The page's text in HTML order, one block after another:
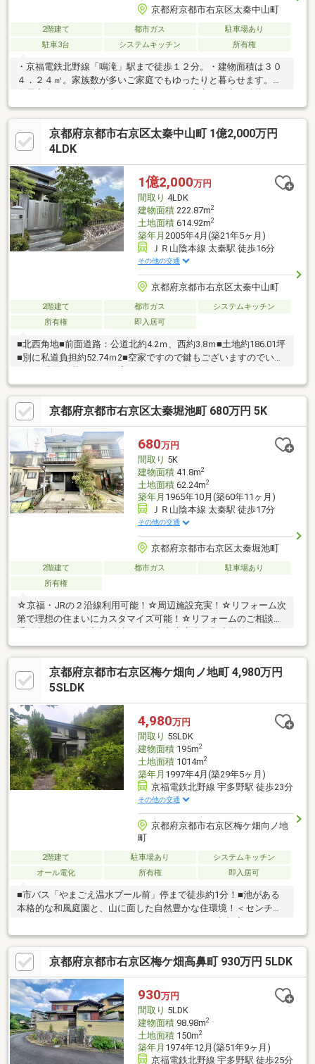
京都府京都市右京区太秦中山町
2階建て 都市ガス
駐車場あり
駐車3台
システムキッチン 所有権
・京福電鉄北野線「鳴滝」駅まで徒歩１２分。・建物面積は３０
４．２４㎡。家族数が多いご家庭でもゆったりと暮らせます。・
リビングやダイニングとしてご使用可能です。・庭がありガーデ
ニングや家庭菜園などを楽しめます。・第一種低層住居専用地域
内の閑静な住宅街です。・風致地区に位置しており、周辺は風情
のある街並みと緑豊かな住環境。・現況空家につき、お気軽にご
３０ｍ（徒歩１２分）・広沢池まで９２０ｍ（徒歩１２分）・真
言宗御宝派総本山仁和寺まで１７４０ｍ（徒歩２２分）
京都府京都市右京区太秦中山町 1億2,000万円
4LDK
1億2,000万円
間取り 4LDK
建物面積222.87m2
土地面積614.92m2
築年月 2005年4月(築21年5ヶ月)
ＪＲ山陰本線 太秦駅 徒歩16分
その他の交通
京都府京都市右京区太秦中山町
2階建て 都市ガス
システムキッチン
所有権
即入居可
■北西角地■前面道路：公道北約4.2ｍ、西約3.8ｍ■土地約186.01坪
■別に私道負担約52.74ｍ2■空家ですので鍵もございますのでいつ
でもご内覧可能です。一度ごゆっくりご内覧下さい。０１２０－
０２１－３１３までお気軽にお問い合わせ下さい。■経験年数10
年以上の営業スタッフ在籍、宅地建物取引士・古民家鑑定士1級等
も取得しておりますのでご安心ください。
京都府京都市右京区太秦堀池町 680万円 5K
680万円
間取り 5K
建物面積41.8m2
土地面積62.24m2
築年月 1965年10月(築60年11ヶ月)
ＪＲ山陰本線 太秦駅 徒歩17分
その他の交通
京都府京都市右京区太秦堀池町
2階建て 都市ガス
駐車場あり
所有権
☆京福・JRの２沿線利用可能！☆周辺施設充実！☆リフォーム次
第で理想の住まいにカスタマイズ可能！☆リフォームのご相談も
700ｍ●京都市立蜂ヶ岡中学校・・・約1400ｍ●万代嵯峨広沢
店・・・約350ｍ●ローソン太秦開日町店・・・約400ｍ●ファミリ
ーマート太秦丸太町店・・・約600ｍ
京都府京都市右京区梅ケ畑向ノ地町 4,980万円
5SLDK
4,980万円
間取り 5SLDK
建物面積195m2
土地面積1014m2
築年月 1997年4月(築29年5ヶ月)
京福電鉄北野線 宇多野駅 徒歩23分
その他の交通
京都府京都市右京区梅ケ畑向ノ地
町
2階建て 駐車場あり
システムキッチン
オール電化
所有権 即入居可
■市バス「やまごえ温水プール前」停まで徒歩約1分！■池がある
本格的な和風庭園と、山に面した自然豊かな住環境！＜センチュ
リー21ランドについて＞●センチュリー21ランド京都店
は・・・ お客様のご希望をお客様の目線でご満足いただけるお
住いを全力でお探し致します！●購入・売却・ローンのご相談な
ど、些細なことでもお気軽にご相談下さいませ！●リフォームの
ご相談も承っております。○京阪鴨東線 「出町柳」駅 徒歩約6分○
営業時間：10：00～20：00（火曜日・水曜日定休日※祝日は営
業）事前にご連絡いただけますと、スムーズにご案内が可能で
す。ご連絡お待ちしております！
京都府京都市右京区梅ケ畑高鼻町 930万円 5LDK
930万円
間取り 5LDK
建物面積98.98m2
土地面積150m2
築年月 1974年12月(築51年9ヶ月)
京福電鉄北野線 宇多野駅 徒歩25分